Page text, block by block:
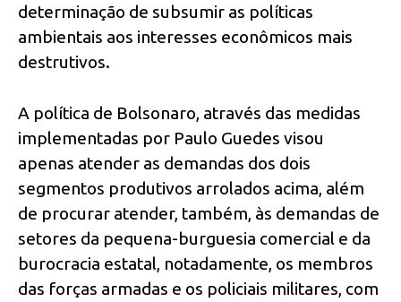
determinação de subsumir as políticas
ambientais aos interesses econômicos mais
destrutivos.
A política de Bolsonaro, através das medidas
implementadas por Paulo Guedes visou
apenas atender as demandas dos dois
segmentos produtivos arrolados acima, além
de procurar atender, também, às demandas de
setores da pequena-burguesia comercial e da
burocracia estatal, notadamente, os membros
das forças armadas e os policiais militares, com